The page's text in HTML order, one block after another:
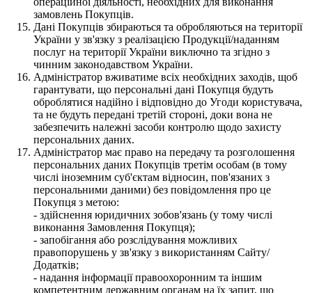
замовлень Покупців.
Дані Покупців збираються та обробляються на території
України у зв'язку з реалізацією Продукції/наданням
послуг на території України виключно та згідно з
чинним законодавством України.
Адміністратор вживатиме всіх необхідних заходів, щоб
гарантувати, що персональні дані Покупця будуть
оброблятися надійно і відповідно до Угоди користувача,
та не будуть передані третій стороні, доки вона не
забезпечить належні засоби контролю щодо захисту
персональних даних.
Адміністратор має право на передачу та розголошення
персональних даних Покупців третім особам (в тому
числі іноземним суб'єктам відносин, пов'язаних з
персональними даними) без повідомлення про це
Покупця з метою:
- здійснення юридичних зобов'язань (у тому числі
виконання Замовлення Покупця);
- запобігання або розслідування можливих
правопорушень у зв'язку з використанням Сайту/
Додатків;
- надання інформації правоохоронним та іншим
компетентним державним органам на їх запит, що